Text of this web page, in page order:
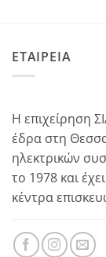
ΕΤΑΙΡΕΙΑ
Η επιχείρηση
έδρα στη
ηλεκτρικών
το 1978 και
κέντρα